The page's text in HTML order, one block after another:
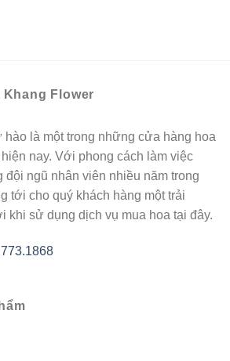
Flower
là một trong những cửa hàng hoa
nay. Với phong cách làm việc
đội ngũ nhân viên nhiều năm trong
tới cho quý khách hàng một trải
khi sử dụng dịch vụ mua hoa tại đây.